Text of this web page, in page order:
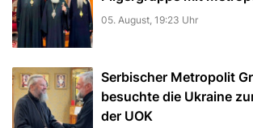
05. August, 19:23 Uhr
Serbischer Metropolit
besuchte die Ukraine
der UOK